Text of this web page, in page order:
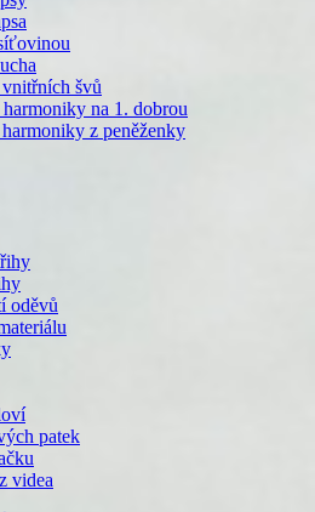
švů
harmoniky na 1. dobrou
z peněženky
oděvů
patek
videa